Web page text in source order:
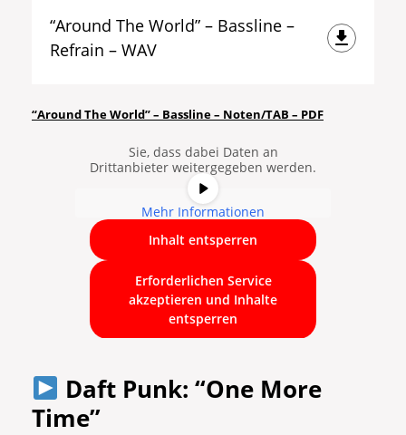
“Around The World” – Bassline –
Refrain – WAV
“Around The World” – Bassline – Noten/TAB – PDF
auf den eigentlichen Inhalt
zuzugreifen, klicken Sie auf die
Sie, dass dabei Daten an
Drittanbieter weitergegeben werden.
Mehr Informationen
Inhalt entsperren
Erforderlichen Service
akzeptieren und Inhalte
entsperren
Daft Punk: “One More
Time”